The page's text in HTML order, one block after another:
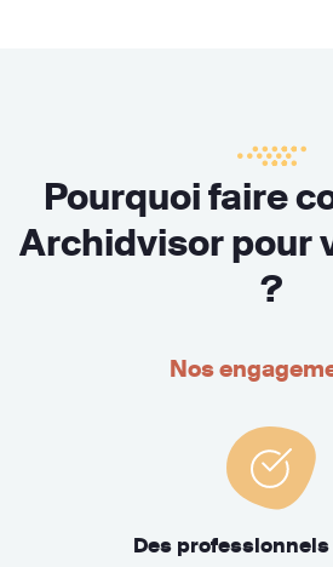
Pourquoi faire
Archidvisor pour
?
Nos
Des professionnels